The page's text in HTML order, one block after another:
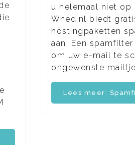
u helemaal niet op
Wned.nl biedt
hostingpaketten
aan. Een
om uw e-mail te
ongewenste
Lees meer: